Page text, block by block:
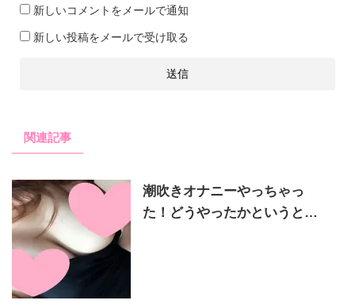
新しいコメントをメールで通知
新しい投稿をメールで受け取る
関連記事
潮吹きオナニーやっちゃっ
た！どうやったかというと…